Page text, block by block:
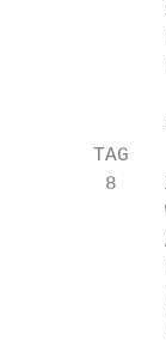
      TAG
8